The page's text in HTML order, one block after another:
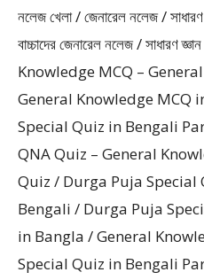
নলেজ খেলা / জেনারেল নলেজ /
বাচ্চাদের জেনারেল নলেজ / সাধারণ
Knowledge MCQ –
General Knowledge MCQ
Special Quiz in Bengali
QNA Quiz – General
Quiz / Durga Puja
Bengali / Durga Puja
in Bangla / General
Special Quiz in Bengali